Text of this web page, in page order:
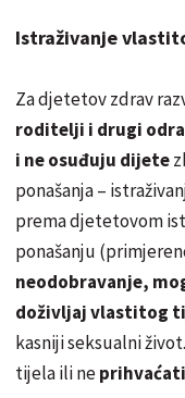
Istraživanje
Za djetetov zdrav
roditelji i drugi
i ne osuđuju dijete
ponašanja –
prema djetetovom
ponašanju
neodobravanje,
doživljaj vlastitog
kasniji seksualni
tijela ili ne